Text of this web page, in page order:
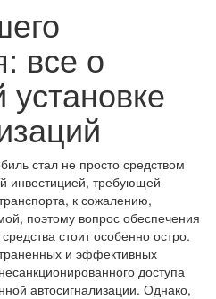
все о
стал не просто средством
инвестицией, требующей
к сожалению,
поэтому вопрос обеспечения
стоит особенно остро.
и эффективных
доступа
автосигнализации. Однако,